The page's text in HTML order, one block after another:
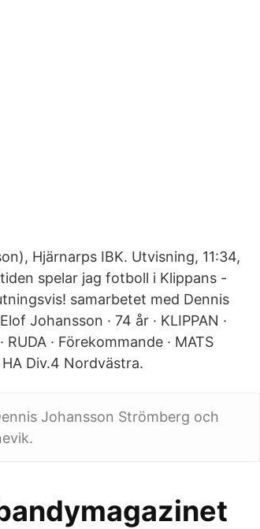
Hjärnarps IBK. Utvisning, 11:34,
spelar jag fotboll i Klippans -
samarbetet med Dennis
Johansson · 74 år · KLIPPAN ·
· Förekommande · MATS
Div.4 Nordvästra.
Johansson Strömberg och